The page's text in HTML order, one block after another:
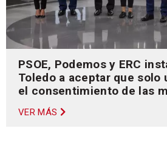
PSOE, Podemos y ERC
Toledo a aceptar que solo
el consentimiento de las
VER MÁS